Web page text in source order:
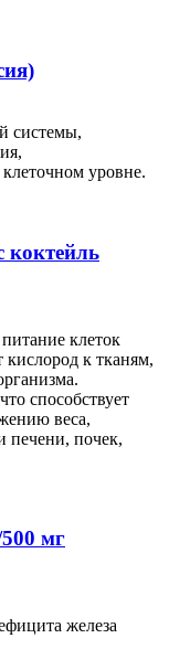
системы,
уровне.
коктейль
клеток
к тканям,
способствует
веса,
печени, почек,
мг
железа